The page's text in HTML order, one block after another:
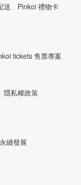
送
Pinkoi 禮物卡
tickets 售票專案
隱私權政策
續發展